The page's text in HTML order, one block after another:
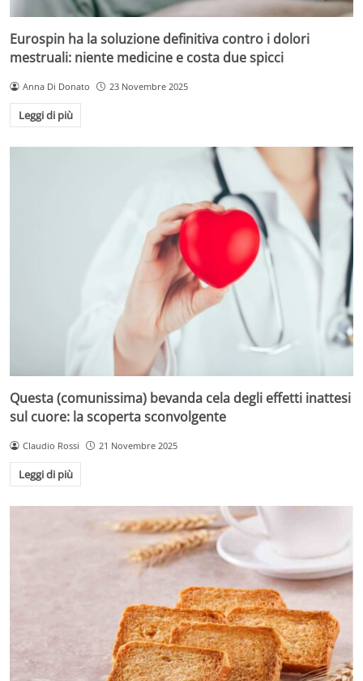
Eurospin ha la soluzione definitiva contro i dolori
mestruali: niente medicine e costa due spicci
Anna Di Donato 23 Novembre 2025
Leggi di più
Questa (comunissima) bevanda cela degli effetti inattesi
sul cuore: la scoperta sconvolgente
Claudio Rossi 21 Novembre 2025
Leggi di più